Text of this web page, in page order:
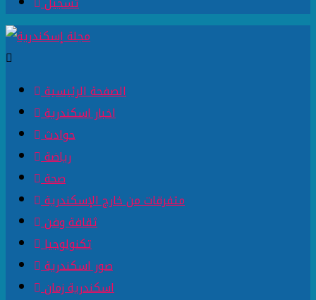
الصفحة الرئيسية
اخبار اسكندرية
حوادث
رياضة
صحة
متفرقات من خارج الإسكندرية
ثقافة وفن
تكنولوجيا
صور اسكندرية
اسكندرية زمان